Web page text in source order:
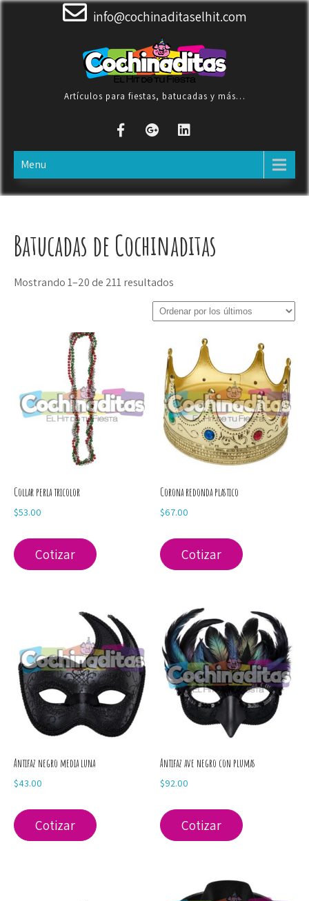
Skip
info@cochinaditaselhit.com
Artículos para fiestas, batucadas y más…
Menu
Batucadas de Cochinaditas
Mostrando 1–20 de 211 resultados
por
los
Collar perla tricolor
$53.00
Cotizar
Corona redonda plastico
$67.00
Cotizar
Antifaz negro media luna
$43.00
Cotizar
Antifaz ave negro con plumas
$92.00
Cotizar